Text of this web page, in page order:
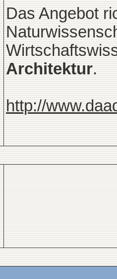
Das Angebot
Architektur.
http://